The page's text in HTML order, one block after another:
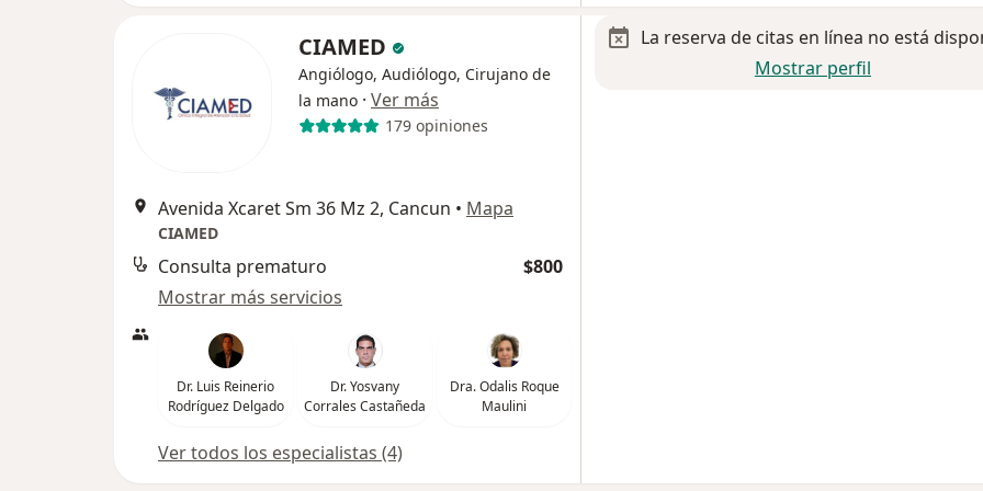
CIAMED
Angiólogo, Audiólogo, Cirujano de
la mano · Ver más
179 opiniones
Avenida Xcaret Sm 36 Mz 2, Cancun • Mapa
CIAMED
Consulta prematuro
$800
Mostrar más servicios
Dr. Luis Reinerio
Rodríguez Delgado
Dr. Yosvany
Corrales Castañeda
Dra. Odalis Roque
Maulini
Ver todos los especialistas (4)
La reserva de citas en línea no está
Mostrar perfil